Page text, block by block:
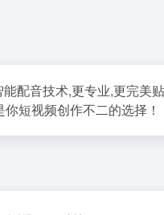
配音技术,更专业,更完美
短视频创作不二的选择！